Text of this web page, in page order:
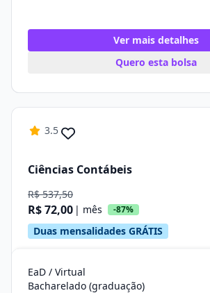
Ver mais detalhes
Quero esta bolsa
3.5
Ciências Contábeis
R$ 537,50
R$ 72,00 | mês -87%
Duas mensalidades GRÁTIS
EaD / Virtual
Bacharelado (graduação)